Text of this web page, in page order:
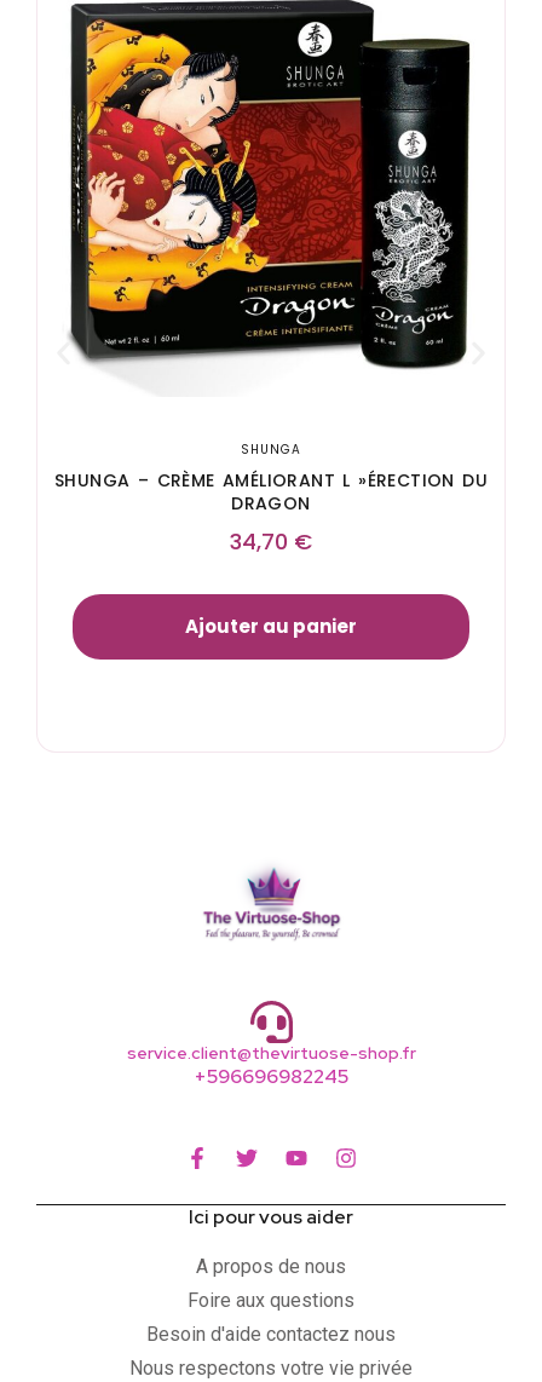
SHUNGA
SHUNGA – CRÈME AMÉLIORANT L »ÉRECTION DU
DRAGON
34,70 €
Ajouter au panier
service.client@thevirtuose-shop.fr
+596696982245
Ici pour vous aider
A propos de nous
Foire aux questions
Besoin d'aide contactez nous
Nous respectons votre vie privée